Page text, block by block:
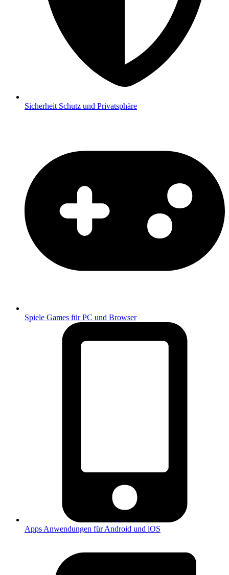
Sicherheit Schutz und Privatsphäre
Spiele Games für PC und Browser
Apps Anwendungen für Android und iOS